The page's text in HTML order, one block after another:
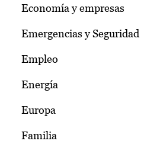
Economía y empresas
Emergencias y Seguridad
Empleo
Energía
Europa
Familia